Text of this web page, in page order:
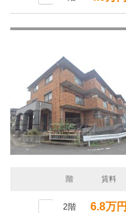
階 賃料
2階 6.8万円